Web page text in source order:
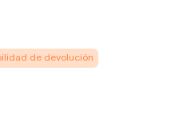
de devolución